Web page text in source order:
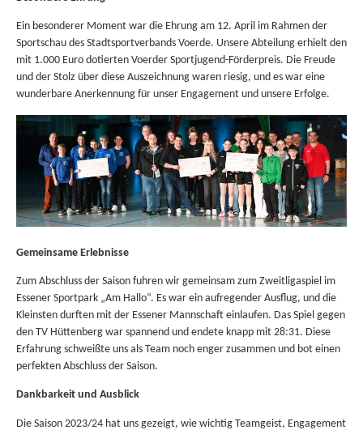
Ein besonderer Moment war die Ehrung am 12. April im Rahmen der
Sportschau des Stadtsportverbands Voerde. Unsere Abteilung erhielt den
mit 1.000 Euro dotierten Voerder Sportjugend-Förderpreis. Die Freude
und der Stolz über diese Auszeichnung waren riesig, und es war eine
wunderbare Anerkennung für unser Engagement und unsere Erfolge.
Gemeinsame Erlebnisse
Zum Abschluss der Saison fuhren wir gemeinsam zum Zweitligaspiel im
Essener Sportpark „Am Hallo“. Es war ein aufregender Ausflug, und die
Kleinsten durften mit der Essener Mannschaft einlaufen. Das Spiel gegen
den TV Hüttenberg war spannend und endete knapp mit 28:31. Diese
Erfahrung schweißte uns als Team noch enger zusammen und bot einen
perfekten Abschluss der Saison.
Dankbarkeit und Ausblick
Die Saison 2023/24 hat uns gezeigt, wie wichtig Teamgeist, Engagement